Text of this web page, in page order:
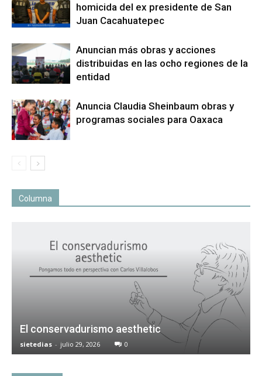
homicida del ex presidente de San
Juan Cacahuatepec
Anuncian más obras y acciones
distribuidas en las ocho regiones de la
entidad
Anuncia Claudia Sheinbaum obras y
programas sociales para Oaxaca
Columna
El conservadurismo aesthetic
sietedias - julio 29, 2026 0